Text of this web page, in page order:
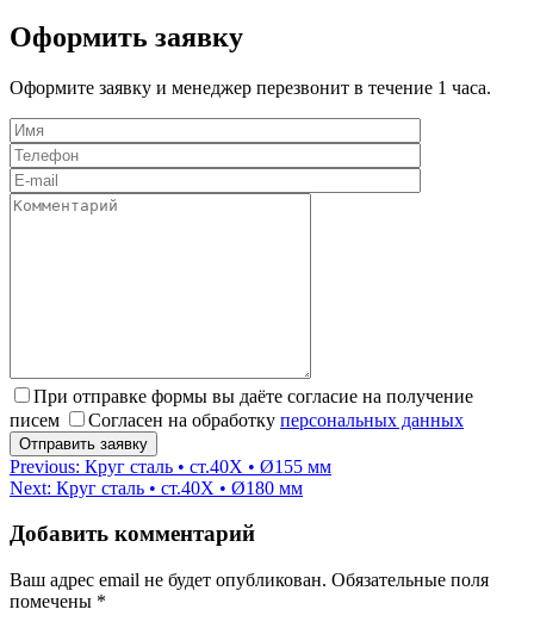
Оформить заявку
Оформите заявку и менеджер перезвонит в течение 1 часа.
При отправке формы вы даёте согласие на получение
писем
Согласен на обработку персональных данных
Навигация
по
записям
Previous: Круг сталь • ст.40Х • Ø155 мм
Next: Круг сталь • ст.40Х • Ø180 мм
Добавить комментарий
Ваш адрес email не будет опубликован. Обязательные поля
помечены *